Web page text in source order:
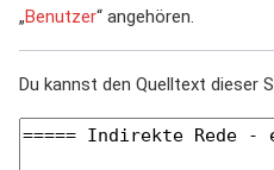
„Benutzer“ angehören.
Du kannst den Quelltext dieser